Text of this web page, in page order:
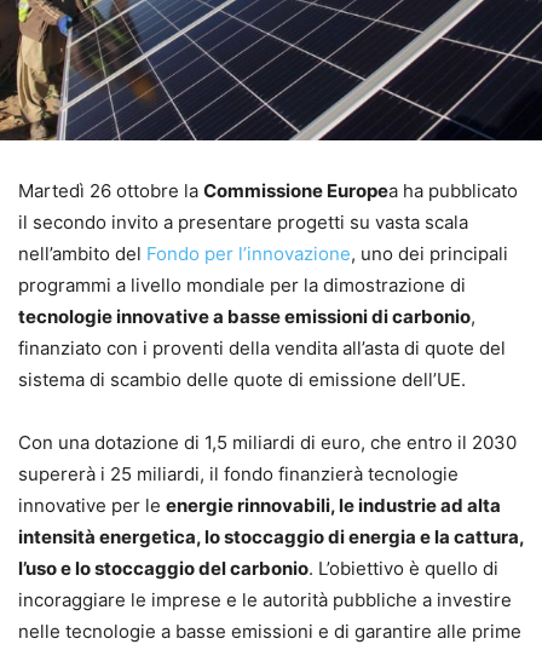
Martedì 26 ottobre la Commissione Europea ha pubblicato
il secondo invito a presentare progetti su vasta scala
nell’ambito del Fondo per l’innovazione, uno dei principali
programmi a livello mondiale per la dimostrazione di
tecnologie innovative a basse emissioni di carbonio,
finanziato con i proventi della vendita all’asta di quote del
sistema di scambio delle quote di emissione dell’UE.
Con una dotazione di 1,5 miliardi di euro, che entro il 2030
supererà i 25 miliardi, il fondo finanzierà tecnologie
innovative per le energie rinnovabili, le industrie ad alta
intensità energetica, lo stoccaggio di energia e la cattura,
l’uso e lo stoccaggio del carbonio. L’obiettivo è quello di
incoraggiare le imprese e le autorità pubbliche a investire
nelle tecnologie a basse emissioni e di garantire alle prime